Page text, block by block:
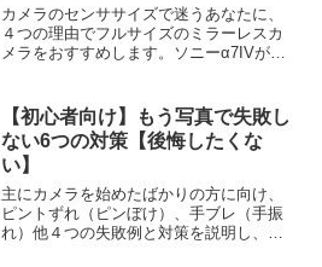
カメラのセンササイズで迷うあなたに、
４つの理由でフルサイズのミラーレスカ
メラをおすすめします。ソニーα7IVがお
【初心者向け】もう写真で失敗し
ない6つの対策【後悔したくな
い】
主にカメラを始めたばかりの方に向け、
ピントずれ（ピンぼけ）、手ブレ（手振
れ）他４つの失敗例と対策を説明し、後